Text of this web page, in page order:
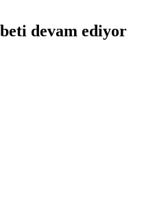
devam ediyor